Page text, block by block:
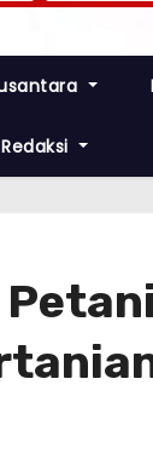
Redaksi